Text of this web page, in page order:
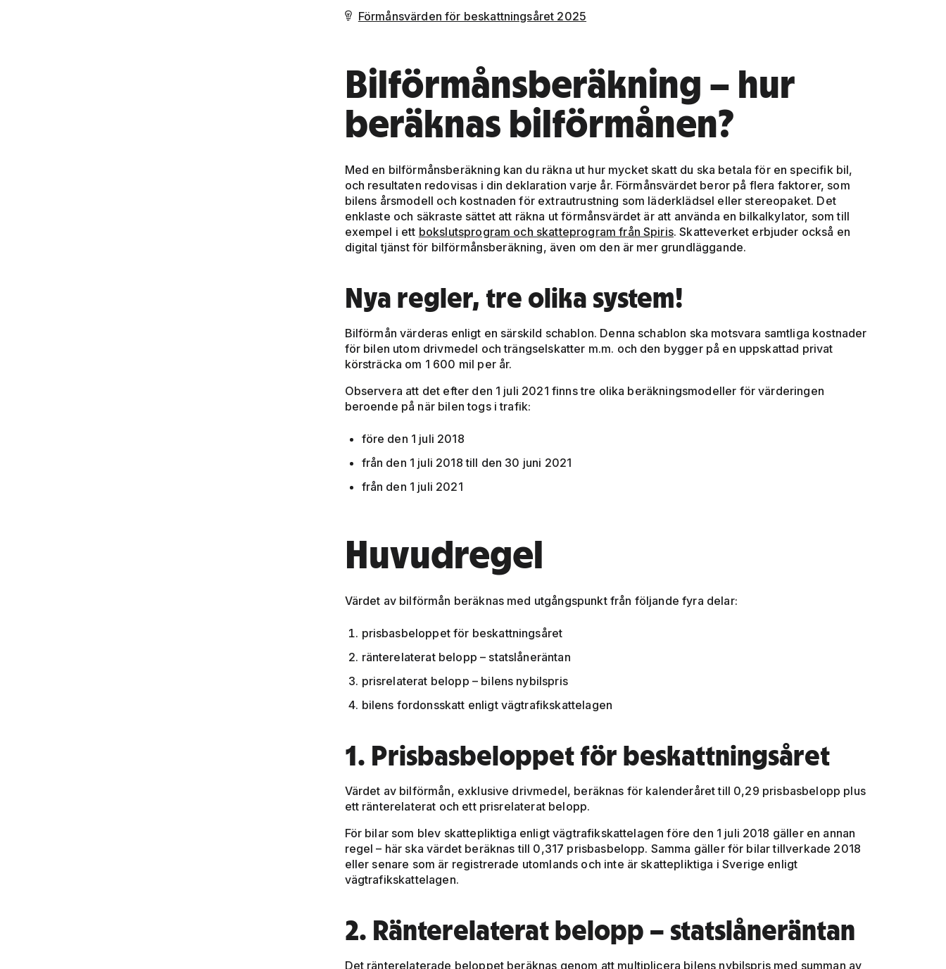
 Förmånsvärden för beskattningsåret 2025
Bilförmånsberäkning – hur
beräknas bilförmånen?
Med en bilförmånsberäkning kan du räkna ut hur mycket skatt du ska betala för en specifik bil,
och resultaten redovisas i din deklaration varje år. Förmånsvärdet beror på flera faktorer, som
bilens årsmodell och kostnaden för extrautrustning som läderklädsel eller stereopaket. Det
enklaste och säkraste sättet att räkna ut förmånsvärdet är att använda en bilkalkylator, som till
exempel i ett bokslutsprogram och skatteprogram från Spiris. Skatteverket erbjuder också en
digital tjänst för bilförmånsberäkning, även om den är mer grundläggande.
Nya regler, tre olika system!
Bilförmån värderas enligt en särskild schablon. Denna schablon ska motsvara samtliga kostnader
för bilen utom drivmedel och trängselskatter m.m. och den bygger på en uppskattad privat
körsträcka om 1 600 mil per år.
Observera att det efter den 1 juli 2021 finns tre olika beräkningsmodeller för värderingen
beroende på när bilen togs i trafik:
före den 1 juli 2018
från den 1 juli 2018 till den 30 juni 2021
från den 1 juli 2021
Huvudregel
Värdet av bilförmån beräknas med utgångspunkt från följande fyra delar:
prisbasbeloppet för beskattningsåret
ränterelaterat belopp – statslåneräntan
prisrelaterat belopp – bilens nybilspris
bilens fordonsskatt enligt vägtrafikskattelagen
1. Prisbasbeloppet för beskattningsåret
Värdet av bilförmån, exklusive drivmedel, beräknas för kalenderåret till 0,29 prisbasbelopp plus
ett ränterelaterat och ett prisrelaterat belopp.
För bilar som blev skattepliktiga enligt vägtrafikskattelagen före den 1 juli 2018 gäller en annan
regel – här ska värdet beräknas till 0,317 prisbasbelopp. Samma gäller för bilar tillverkade 2018
eller senare som är registrerade utomlands och inte är skattepliktiga i Sverige enligt
vägtrafikskattelagen.
2. Ränterelaterat belopp – statslåneräntan
Det ränterelaterade beloppet beräknas genom att multiplicera bilens nybilspris med summan av